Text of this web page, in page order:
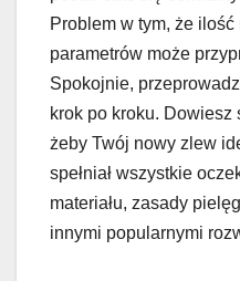
Problem w tym, że
parametrów może
Spokojnie,
krok po kroku. Dowiesz
żeby Twój nowy zlew
spełniał wszystkie
materiału, zasady
innymi popularnymi